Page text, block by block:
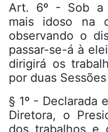
Art. 6º - Sob a
mais idoso na
observando o
passar-se-á à
dirigirá os
por duas
§ 1º - Declarada
Diretora, o
dos trabalhos e